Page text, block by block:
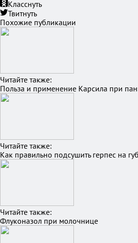
Класснуть
Твитнуть
Похожие публикации
Читайте также:
Польза и применение Карсила при
Читайте также:
Как правильно подсушить герпес на
Читайте также:
Флуконазол при молочнице